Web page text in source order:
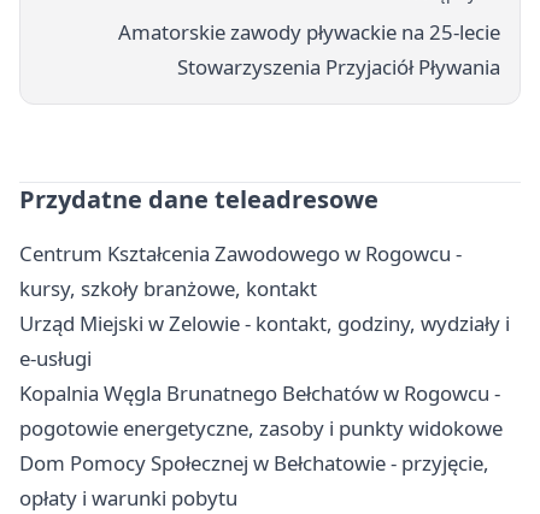
Amatorskie zawody pływackie na 25-lecie
Stowarzyszenia Przyjaciół Pływania
Przydatne dane teleadresowe
Centrum Kształcenia Zawodowego w Rogowcu -
kursy, szkoły branżowe, kontakt
Urząd Miejski w Zelowie - kontakt, godziny, wydziały i
e-usługi
Kopalnia Węgla Brunatnego Bełchatów w Rogowcu -
pogotowie energetyczne, zasoby i punkty widokowe
Dom Pomocy Społecznej w Bełchatowie - przyjęcie,
opłaty i warunki pobytu